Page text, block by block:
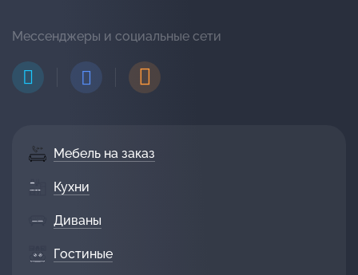
Мебель на заказ
Кухни
Диваны
Гостиные
Мессенджеры и социальные сети